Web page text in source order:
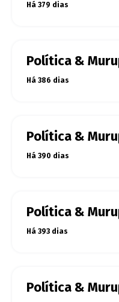
Há 379 dias
Política &
Há 386 dias
Política &
Há 390 dias
Política &
Há 393 dias
Política &